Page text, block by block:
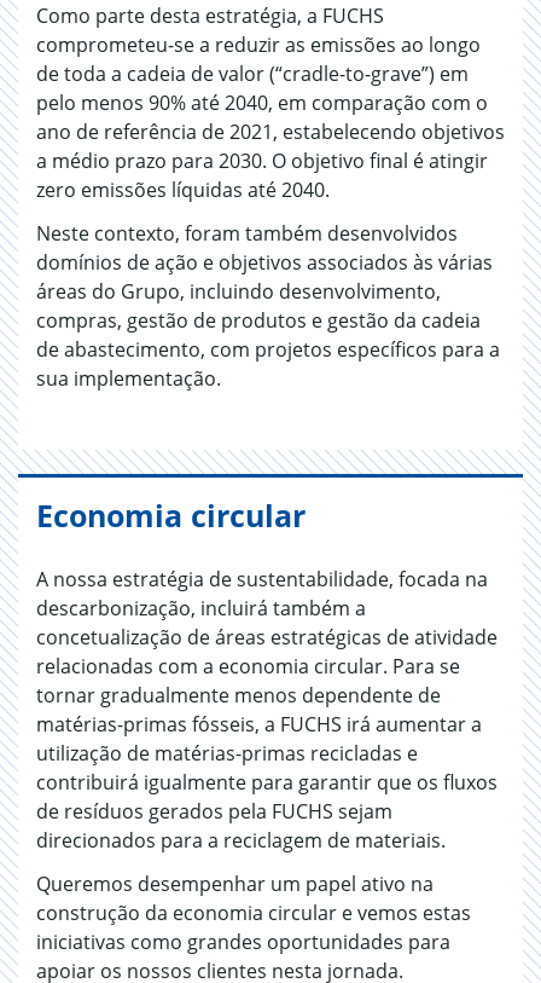
Como parte desta estratégia, a FUCHS
comprometeu-se a reduzir as emissões ao longo
de toda a cadeia de valor (“cradle-to-grave”) em
pelo menos 90% até 2040, em comparação com o
ano de referência de 2021, estabelecendo objetivos
a médio prazo para 2030. O objetivo final é atingir
zero emissões líquidas até 2040.
Neste contexto, foram também desenvolvidos
domínios de ação e objetivos associados às várias
áreas do Grupo, incluindo desenvolvimento,
compras, gestão de produtos e gestão da cadeia
de abastecimento, com projetos específicos para a
sua implementação.
Economia circular
A nossa estratégia de sustentabilidade, focada na
descarbonização, incluirá também a
concetualização de áreas estratégicas de atividade
relacionadas com a economia circular. Para se
tornar gradualmente menos dependente de
matérias-primas fósseis, a FUCHS irá aumentar a
utilização de matérias-primas recicladas e
contribuirá igualmente para garantir que os fluxos
de resíduos gerados pela FUCHS sejam
direcionados para a reciclagem de materiais.
Queremos desempenhar um papel ativo na
construção da economia circular e vemos estas
iniciativas como grandes oportunidades para
apoiar os nossos clientes nesta jornada.